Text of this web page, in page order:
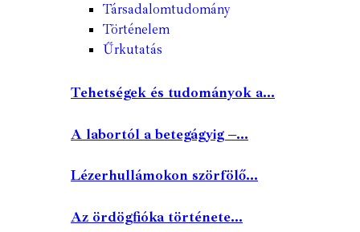
Társadalomtudomány
Történelem
Űrkutatás
Tehetségek és tudományok a...
A labortól a betegágyig –...
Lézerhullámokon szörfölő...
Az ördögfióka története...